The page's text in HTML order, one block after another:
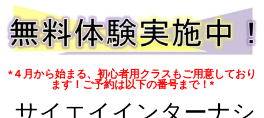
*４月から始まる、初心者用クラスもご用意しており
ます！ご予約は以下の番号まで！*
サイエイインターナシ